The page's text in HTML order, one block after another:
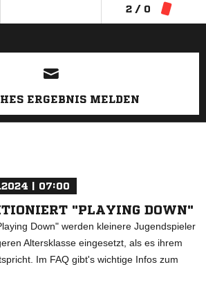
2 / 0
ANZEIGE
ERGEBNIS MELDEN
| 07:00
"PLAYING DOWN"
Down" werden kleinere Jugendspieler
Altersklasse eingesetzt, als es ihrem
Im FAQ gibt's wichtige Infos zum